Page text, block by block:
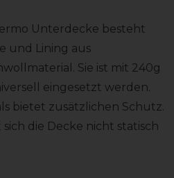
Unterdecke besteht
und Lining aus
Sie ist mit 240g
eingesetzt werden.
bietet zusätzlichen Schutz.
die Decke nicht statisch